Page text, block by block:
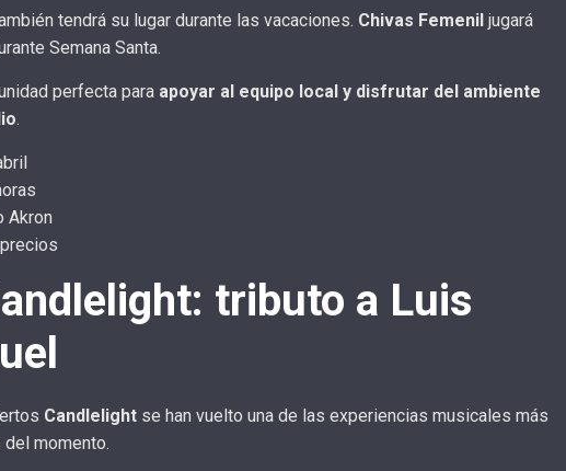
tendrá su lugar durante las vacaciones. Chivas Femenil jugará
Semana Santa.
perfecta para apoyar al equipo local y disfrutar del ambiente
.
Akron
tributo a Luis
Candlelightse han vuelto una de las experiencias musicales más
momento.